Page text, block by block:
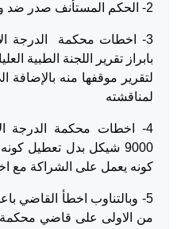
2- الحكم المستأنف صدر ضد وزن البينة
3- اخطات محكمة الدرجة
بابراز تقرير اللجنة الطبية
لتقرير موقفها منه
لمناقشته
4- اخطات محكمة الدرجة
9000 شيكل بدل تعطيل
كونه يعمل على الشراكة مع
5- وبالتناوب اخطأ القاضي
من الاولى على قاضي محكمة